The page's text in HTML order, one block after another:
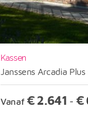
Kassen
Janssens Arcadia Plus
Vanaf €2.641 - €